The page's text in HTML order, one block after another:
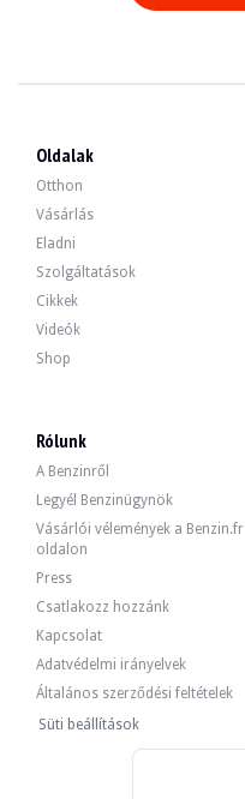
Oldalak
Otthon
Vásárlás
Eladni
Szolgáltatások
Cikkek
Videók
Shop
Rólunk
A Benzinről
Legyél Benzinügynök
Vásárlói vélemények a Benzin.fr
oldalon
Press
Csatlakozz hozzánk
Kapcsolat
Adatvédelmi irányelvek
Általános szerződési feltételek
Süti beállítások